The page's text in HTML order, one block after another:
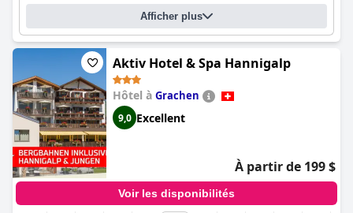
Afficher plus
Aktiv Hotel & Spa Hannigalp
Hôtel à Grachen
9,0 Excellent
À partir de 199 $
Voir les disponibilités